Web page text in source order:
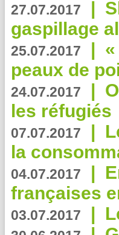
27.07.2017 |
gaspillage
25.07.2017 |
peaux de
24.07.2017 |
les réfugiés
07.07.2017 |
la
04.07.2017 |
françaises
03.07.2017 |